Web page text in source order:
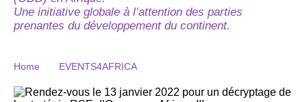
Une initiative globale à l’attention des parties
prenantes du développement du continent.
Home EVENTS4AFRICA